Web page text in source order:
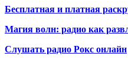
Бесплатная и платная
Магия волн: радио как
Слушать радио Рокс онлайн